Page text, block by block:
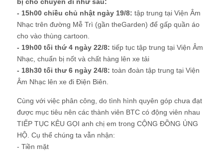
- 15h00 chiều chủ nhật ngày 19/8: tập trung tại Viện Âm
Nhạc trên đường Mễ Trì (gần theGarden) để gấp quần áo
cho vào thùng cartoon.
- 19h00 tối thứ 4 ngày 22/8: tiếp tục tập trung tại Viện Âm
Nhạc, chuẩn bị nốt và chất hàng lên xe tải
- 18h30 tối thư 6 ngày 24/8: toàn đoàn tập trung tại Viện
Âm Nhạc lên xe đi Điện Biên.
Cùng với việc phân công, do tình hình quyên góp chưa đạt
được mục tiêu nên các thành viên BTC có động viên nhau
TIẾP TỤC KÊU GỌI anh chị em trong CỘNG ĐỒNG ỦNG
HỘ. Cụ thể chúng ta vẫn nhận:
- Tiền mặt